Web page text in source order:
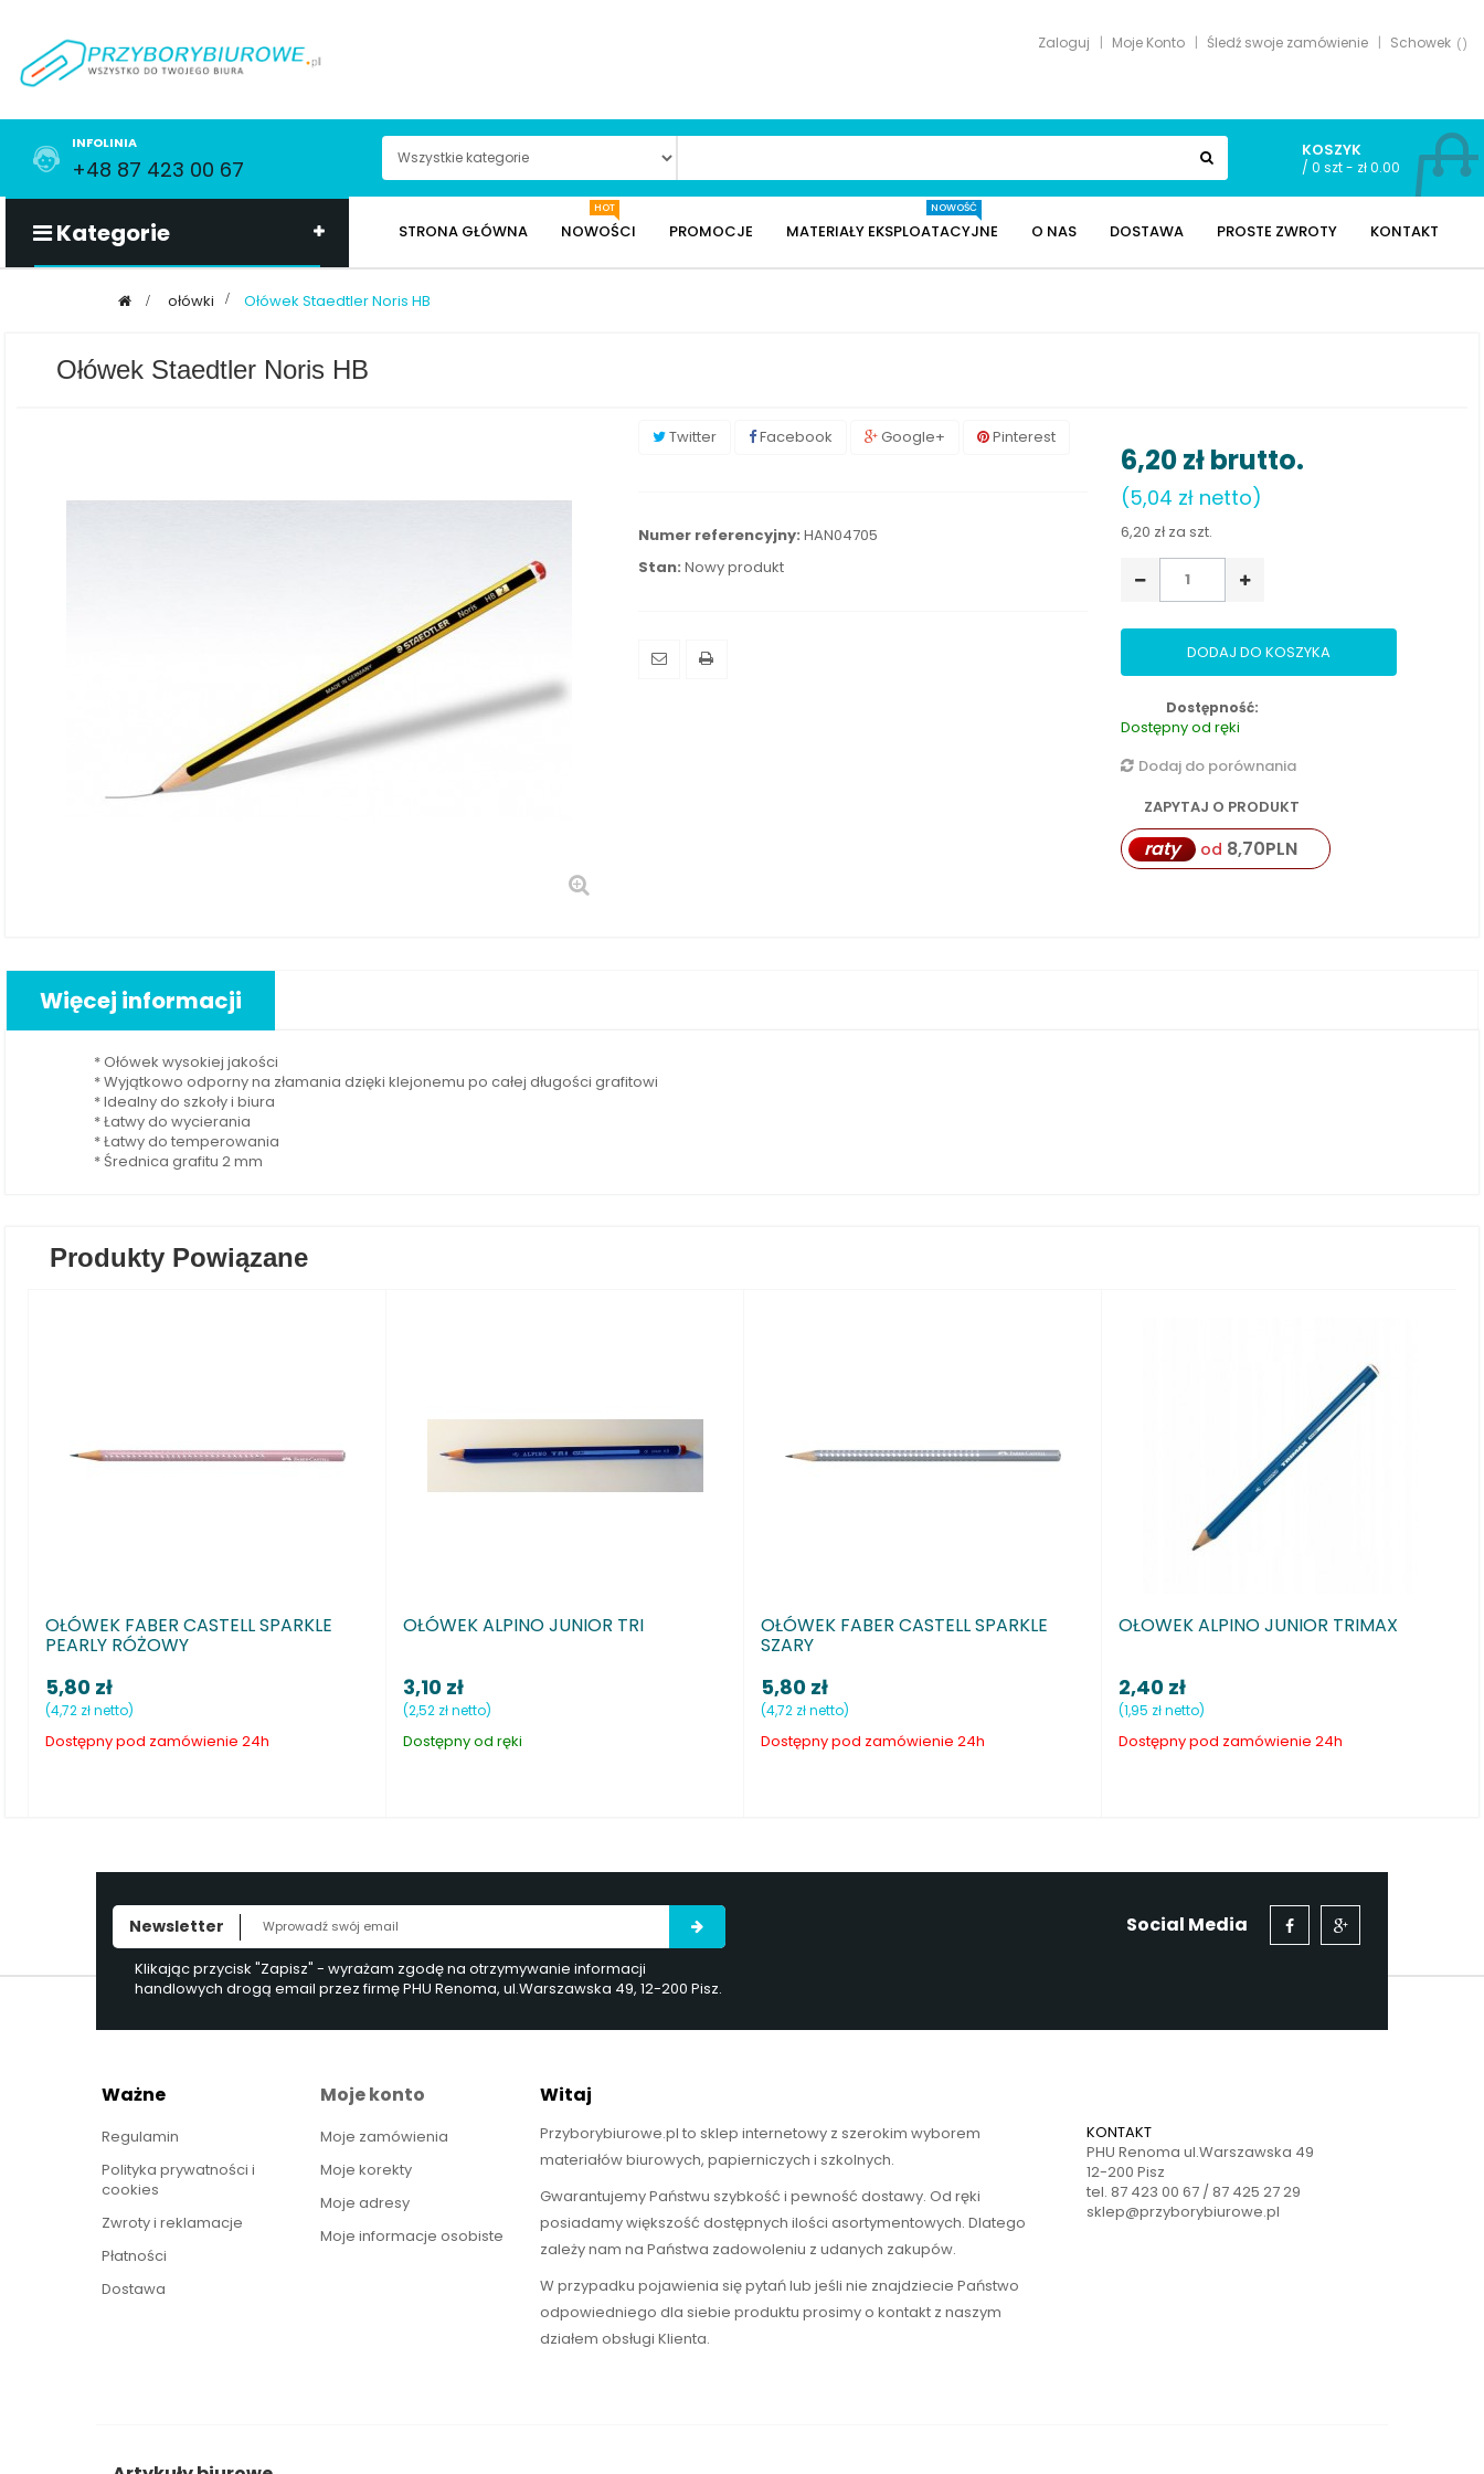
Zaloguj Moje Konto Śledź swoje zamówienie Schowek
INFOLINIA
+48 87 423 00 67
KOSZYK
/ 0 szt - zł 0.00
Kategorie STRONA GŁÓWNA NOWOŚCI
HOT
PROMOCJE MATERIAŁY EKSPLOATACYJNE
NOWOŚĆ
O NAS DOSTAWA PROSTE ZWROTY KONTAKT
> ołówki > Ołówek Staedtler Noris HB
Ołówek Staedtler Noris HB
Twitter Facebook Google+ Pinterest
Numer referencyjny: HAN04705
Stan: Nowy produkt
6,20 złbrutto.
(5,04 zł netto)
6,20 zł za szt.
DODAJ DO KOSZYKA
Dostępność:
Dostępny od ręki
Dodaj do porównania
ZAPYTAJ O PRODUKT
raty od 8,70PLN
Więcej informacji
* Ołówek wysokiej jakości
* Wyjątkowo odporny na złamania dzięki klejonemu po całej długości grafitowi
* Idealny do szkoły i biura
* Łatwy do wycierania
* Łatwy do temperowania
* Średnica grafitu 2 mm
Produkty Powiązane
OŁÓWEK ALPINO JUNIOR TRI
3,10 zł
(2,52 zł netto)
Dostępny od ręki
OŁÓWEK FABER CASTELL SPARKLE
5,80 zł
(4,72 zł netto)
Dostępny pod zamówienie 24h
OŁOWEK ALPINO JUNIOR TRIMAX
2,40 zł
(1,95 zł netto)
Dostępny pod zamówienie 24h
OŁÓWEK FABER CASTELL SPARKLE
5,80 zł
(4,72 zł netto)
Dostępny pod zamówienie 24h
Newsletter
Klikając przycisk "Zapisz" - wyrażam zgodę na otrzymywanie informacji
handlowych drogą email przez firmę PHU Renoma, ul.Warszawska 49, 12-200 Pisz.
Social Media
Ważne
Regulamin
Polityka prywatności i
cookies
Zwroty i reklamacje
Płatności
Dostawa
Moje konto
Moje zamówienia
Moje korekty
Moje adresy
Moje informacje osobiste
Witaj
Przyborybiurowe.pl to sklep internetowy z szerokim wyborem
materiałów biurowych, papierniczych i szkolnych.
Gwarantujemy Państwu szybkość i pewność dostawy. Od ręki
posiadamy większość dostępnych ilości asortymentowych. Dlatego
zależy nam na Państwa zadowoleniu z udanych zakupów.
W przypadku pojawienia się pytań lub jeśli nie znajdziecie Państwo
odpowiedniego dla siebie produktu prosimy o kontakt z naszym
działem obsługi Klienta.
KONTAKT
PHU Renoma ul.Warszawska 49
12-200 Pisz
tel. 87 423 00 67 / 87 425 27 29
sklep@przyborybiurowe.pl